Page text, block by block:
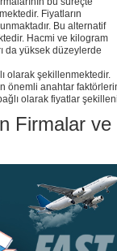
Fiyatların
Bu alternatif
Hacmi ve kilogram
da yüksek düzeylerde
olarak şekillenmektedir.
önemli anahtar
olarak fiyatlar
Firmalar ve